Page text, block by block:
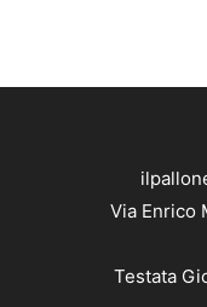
Via Enrico
Testata